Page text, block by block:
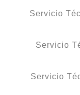
Servicio
Servicio
Servicio